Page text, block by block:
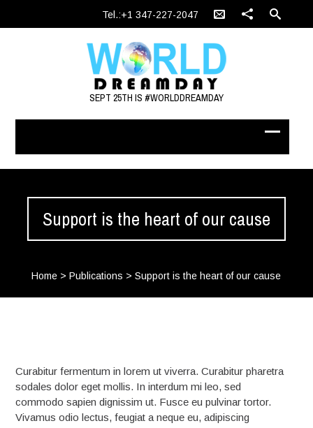
Tel.:+1 347-227-2047
SEPT 25TH IS #WORLDDREAMDAY
Support is the heart of our cause
Home >Publications >Support is the heart of our cause
Curabitur fermentum in lorem ut viverra. Curabitur pharetra
sodales dolor eget mollis. In interdum mi leo, sed
commodo sapien dignissim ut. Fusce eu pulvinar tortor.
Vivamus odio lectus, feugiat a neque eu, adipiscing